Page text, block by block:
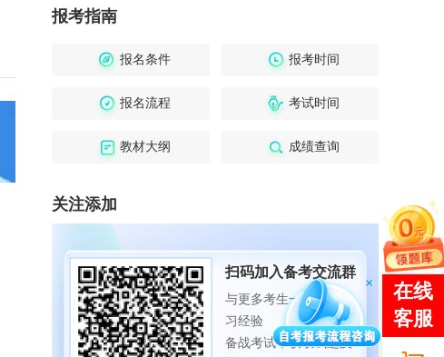
报考指南
报名条件 报考时间
报名流程 考试时间
教材大纲 成绩查询
关注添加
扫码加入备考交流群
与更多考生一起交流学
习经验
备战考试，获取试题及